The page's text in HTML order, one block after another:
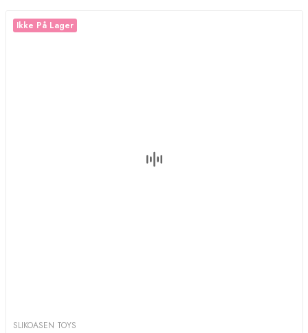
Ikke På Lager
SLIKOASEN TOYS